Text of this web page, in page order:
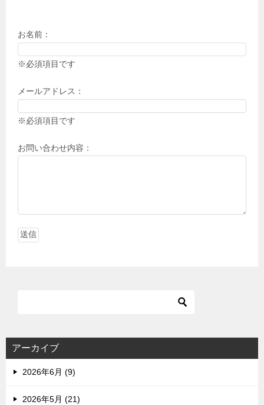
お名前：
※必須項目です
メールアドレス：
※必須項目です
お問い合わせ内容：
アーカイブ
2026年6月 (9)
2026年5月 (21)